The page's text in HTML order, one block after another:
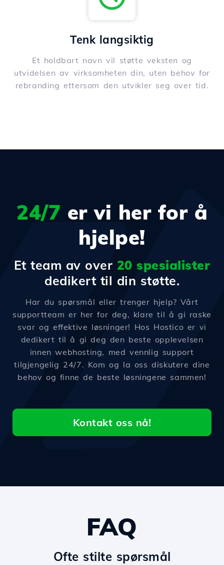
Tenk langsiktig
Et holdbart navn vil støtte veksten og
utvidelsen av virksomheten din, uten behov for
rebranding ettersom den utvikler seg over tid.
24/7 er vi her for å
hjelpe!
Et team av over 20 spesialister
dedikert til din støtte.
Har du spørsmål eller trenger hjelp? Vårt
supportteam er her for deg, klare til å gi raske
svar og effektive løsninger! Hos Hostico er vi
dedikert til å gi deg den beste opplevelsen
innen webhosting, med vennlig support
tilgjengelig 24/7. Kom og la oss diskutere dine
behov og finne de beste løsningene sammen!
Kontakt oss nå!
FAQ
Ofte stilte spørsmål